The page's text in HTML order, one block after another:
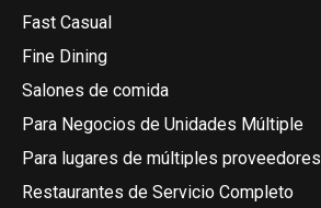
Fast Casual
Fine Dining
Salones de comida
Para Negocios de Unidades Múltiple
Para lugares de múltiples proveedores
Restaurantes de Servicio Completo